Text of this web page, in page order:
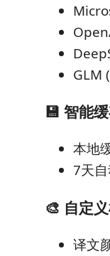
GLM
💾 智能
本地
7天
🎨 自定
译文